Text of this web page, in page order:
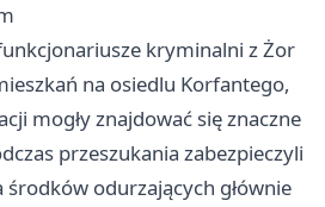
kryminalni z Żor
na osiedlu Korfantego,
mogły znajdować się znaczne
przeszukania zabezpieczyli
odurzających głównie